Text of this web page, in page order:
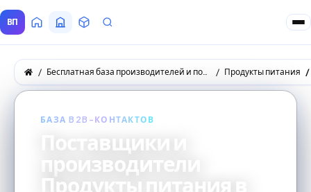
ВП ГлавнаяВсе Поставщики
ТоварыЗапросы покупателей
Бесплатная база производителей и поставщиков товаров оптом Продукты питания
БАЗА B2B-КОНТАКТОВ
Поставщики и
производители
Продукты питания в